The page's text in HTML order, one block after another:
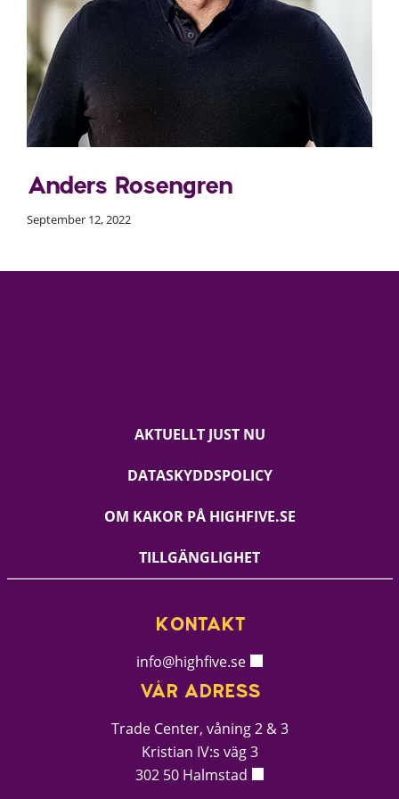
Anders Rosengren
September 12, 2022
AKTUELLT JUST NU
DATASKYDDSPOLICY
OM KAKOR PÅ HIGHFIVE.SE
TILLGÄNGLIGHET
KONTAKT
info@highfive.se
VÅR ADRESS
Trade Center, våning 2 & 3
Kristian IV:s väg 3
302 50 Halmstad